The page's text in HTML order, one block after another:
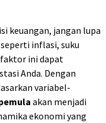
keuangan, jangan lupa
inflasi, suku
ini dapat
Anda. Dengan
variabel-
akan menjadi
ekonomi yang